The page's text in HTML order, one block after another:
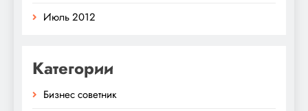
Июль 2012
Категории
Бизнес советник